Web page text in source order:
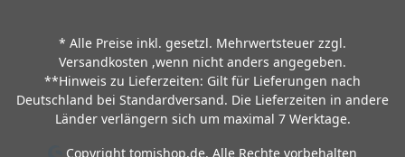
* Alle Preise inkl. gesetzl. Mehrwertsteuer zzgl.
Versandkosten ,wenn nicht anders angegeben.
**Hinweis zu Lieferzeiten: Gilt für Lieferungen nach
Deutschland bei Standardversand. Die Lieferzeiten in andere
Länder verlängern sich um maximal 7 Werktage.
Copyright tomishop.de. Alle Rechte vorbehalten